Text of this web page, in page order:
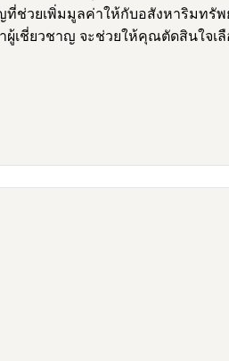
ช่วยเพิ่มมูลค่าให้กับอสังหาริมท
ผู้เชี่ยวชาญ จะช่วยให้คุณตัดสินใจ